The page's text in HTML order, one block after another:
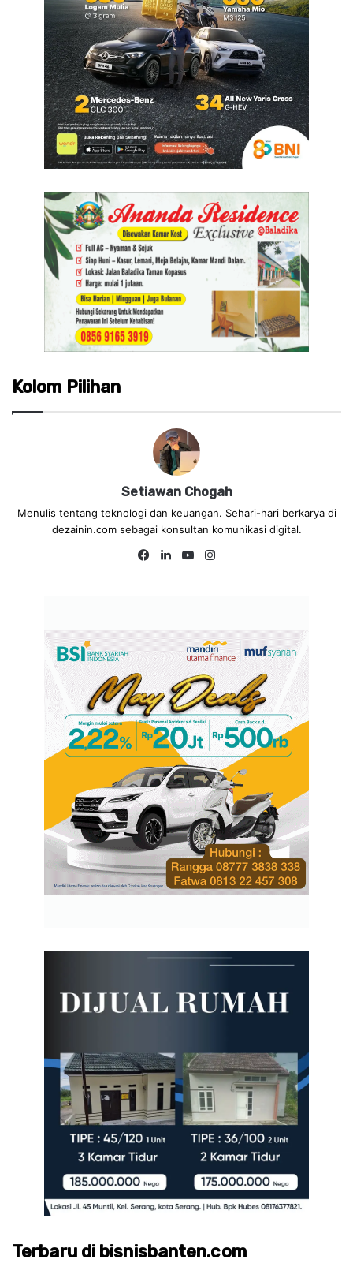
Kolom Pilihan
Setiawan Chogah
Menulis tentang teknologi dan keuangan. Sehari-hari berkarya di
dezainin.com sebagai konsultan komunikasi digital.
Fa
Lin
Yo
Terbaru di bisnisbanten.com